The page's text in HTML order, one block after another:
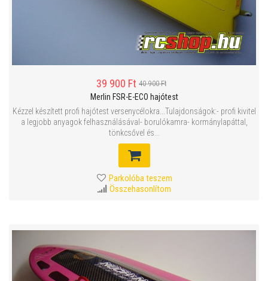
39 900 Ft 40 900 Ft
Merlin FSR-E-ECO hajótest
Kézzel készített profi hajótest versenycélokra...Tulajdonságok:- profi kivitel
a legjobb anyagok felhasználásával- borulókamra- kormánylapáttal,
tönkcsővel és...
Parkolóba teszem
Összehasonlítom